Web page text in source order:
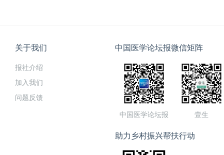
关于我们
报社介绍
加入我们
问题反馈
中国医学论坛报微信矩阵
中国医学论坛报 壹生
助力乡村振兴帮扶行动